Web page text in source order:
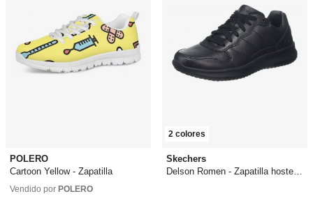
POLERO
Cartoon Yellow - Zapatilla
31,89 €
Vendido por POLERO
2 colores
Skechers
Delson Romen - Zapatilla hostelería